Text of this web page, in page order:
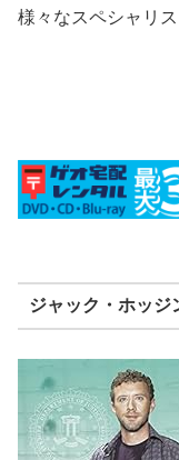
様々なスペシャリス
ジャック・ホッ